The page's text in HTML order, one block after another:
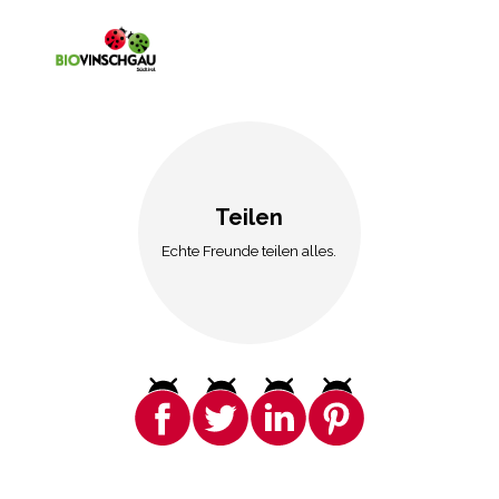
Teilen
Echte Freunde teilen alles.